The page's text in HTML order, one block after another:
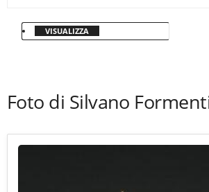
VISUALIZZA
Foto di Silvano